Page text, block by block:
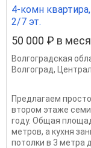
4-комн
2/7 эт.
50 000 ₽ в
Волгоградская
Волгоград,
Предлагаем
втором этаже
году. Общая
метров, а кухня
потолки в 3 метра